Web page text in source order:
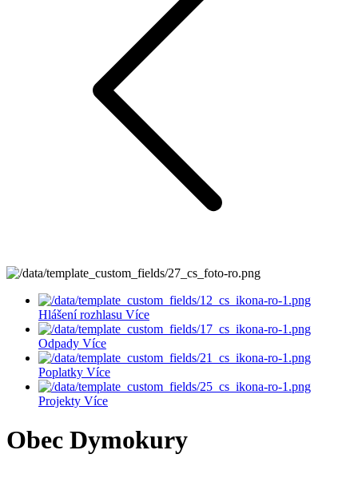
Hlášení rozhlasu Více
Odpady Více
Poplatky Více
Projekty Více
Obec Dymokury